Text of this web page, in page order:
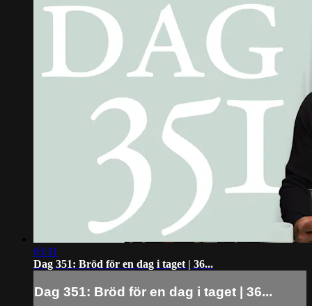
03:11
Dag 351: Bröd för en dag i taget | 36...
Dag 351: Bröd för en dag i taget | 36...